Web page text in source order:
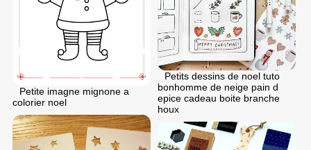
Petite imagne mignone a
colorier noel
Petits dessins de noel tuto
bonhomme de neige pain d
epice cadeau boite branche
houx